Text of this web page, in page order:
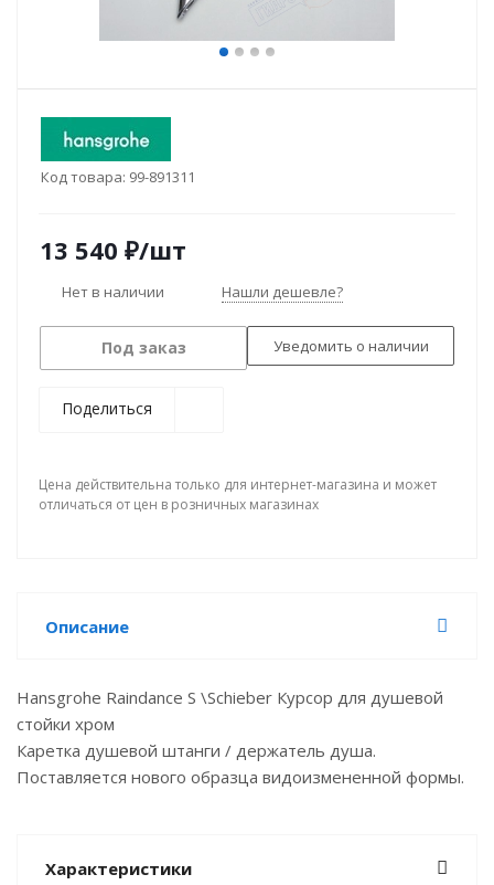
Код товара: 99-891311
13 540 ₽/шт
Нет в наличии Нашли дешевле?
Под заказ Уведомить о наличии
Поделиться
Цена действительна только для интернет-магазина и может
отличаться от цен в розничных магазинах
Описание
Hansgrohe Raindance S \Schieber Курсор для душевой
стойки хром
Каретка душевой штанги / держатель душа.
Поставляется нового образца видоизмененной формы.
Характеристики